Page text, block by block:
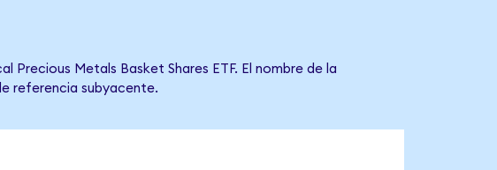
Metals Basket Shares ETF. El nombre de la
referencia subyacente.